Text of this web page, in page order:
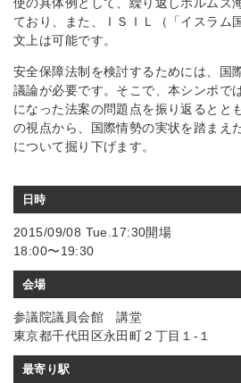
ており、また、ＩＳＩＬ（「イスラム
文上は可能です。
安全保障法制を検討するためには、国
議論が必要です。そこで、本シンポで
になった法案の問題点を振り返るとと
の視点から、国際情勢の実状を踏まえ
について掘り下げます。
日時
2015/09/08 Tue.17:30開場
18:00〜19:30
会場
参議院議員会館 講堂
東京都千代田区永田町２丁目１‐１
最寄り駅